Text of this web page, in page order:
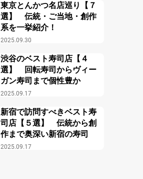
2025.09.30
東京とんかつ名店巡り【７
選】 伝統・ご当地・創作
系を一挙紹介！
2025.09.17
渋谷のベスト寿司店【４
選】 回転寿司からヴィー
ガン寿司まで個性豊か
2025.09.17
新宿で訪問すべきベスト寿
司店【５選】 伝統から創
作まで奥深い新宿の寿司